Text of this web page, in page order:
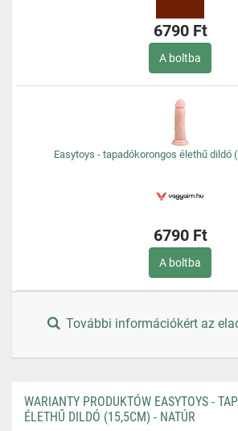
6790 Ft
A boltba
Easytoys - tapadókorongos élethű dildó
6790 Ft
A boltba
További információkért az
WARIANTY PRODUKTÓW EASYTOYS -
ÉLETHŰ DILDÓ (15,5CM) - NATÚR